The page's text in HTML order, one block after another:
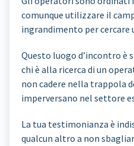
comunque utilizzare il
ingrandimento per cercare
Questo luogo d’incontro
chi è alla ricerca di un
non cadere nella trappola
imperversano nel settore
La tua testimonianza è
qualcun altro a non